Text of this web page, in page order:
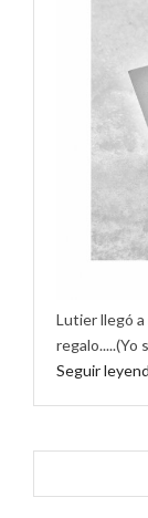
Lutier llegó a
regalo.....(Yo
Seguir